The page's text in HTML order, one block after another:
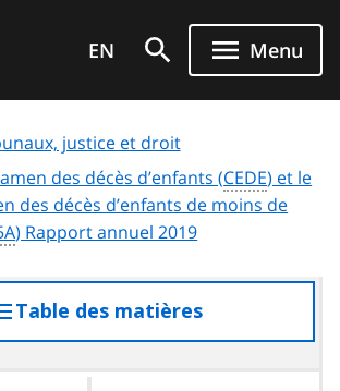
EN Menu
justice et droit
des décès d’enfants (CEDE) et le
des décès d’enfants de moins de
) Rapport annuel 2019
Table des matières
à